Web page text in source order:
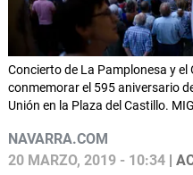
Concierto de La Pamplonesa y
conmemorar el 595 aniversario
Unión en la Plaza del Castillo.
NAVARRA.COM
20 MARZO, 2019 - 10:34 |